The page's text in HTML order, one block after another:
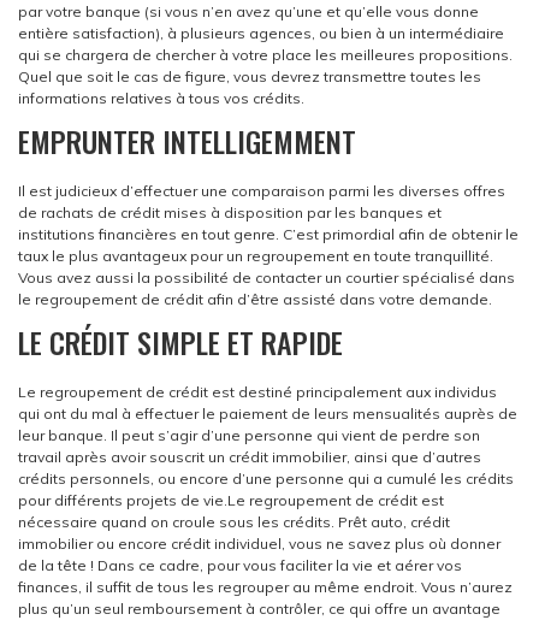
par votre banque (si vous n’en avez qu’une et qu’elle vous donne
entière satisfaction), à plusieurs agences, ou bien à un intermédiaire
qui se chargera de chercher à votre place les meilleures propositions.
Quel que soit le cas de figure, vous devrez transmettre toutes les
informations relatives à tous vos crédits.
EMPRUNTER INTELLIGEMMENT
Il est judicieux d’effectuer une comparaison parmi les diverses offres
de rachats de crédit mises à disposition par les banques et
institutions financières en tout genre. C’est primordial afin de obtenir le
taux le plus avantageux pour un regroupement en toute tranquillité.
Vous avez aussi la possibilité de contacter un courtier spécialisé dans
le regroupement de crédit afin d’être assisté dans votre demande.
LE CRÉDIT SIMPLE ET RAPIDE
Le regroupement de crédit est destiné principalement aux individus
qui ont du mal à effectuer le paiement de leurs mensualités auprès de
leur banque. Il peut s’agir d’une personne qui vient de perdre son
travail après avoir souscrit un crédit immobilier, ainsi que d’autres
crédits personnels, ou encore d’une personne qui a cumulé les crédits
pour différents projets de vie.Le regroupement de crédit est
nécessaire quand on croule sous les crédits. Prêt auto, crédit
immobilier ou encore crédit individuel, vous ne savez plus où donner
de la tête ! Dans ce cadre, pour vous faciliter la vie et aérer vos
finances, il suffit de tous les regrouper au même endroit. Vous n’aurez
plus qu’un seul remboursement à contrôler, ce qui offre un avantage